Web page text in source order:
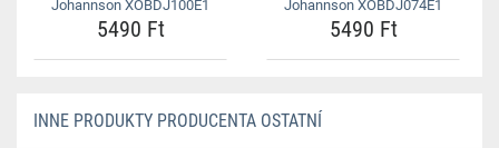
Johannson XOBDJ100E1
5490 Ft
Johannson XOBDJ074E1
5490 Ft
INNE PRODUKTY PRODUCENTA OSTATNÍ